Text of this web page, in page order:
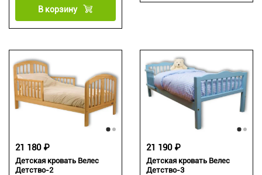
В корзину
Детская кровать Велес
Детство-2
21 180 ₽
Детская кровать Велес
Детство-3
21 190 ₽